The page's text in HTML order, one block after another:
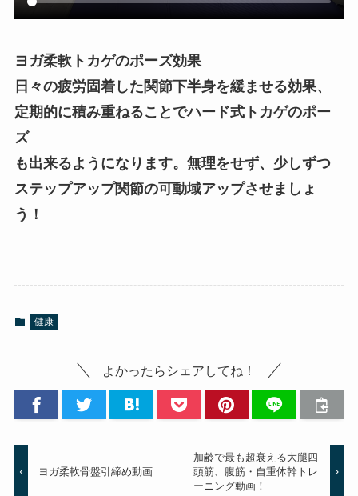
ヨガ柔軟トカゲのポーズ効果
日々の疲労固着した関節下半身を緩ませる効果、
定期的に積み重ねることでハード式トカゲのポー
ズ
も出来るようになります。無理をせず、少しずつ
ステップアップ関節の可動域アップさせましょ
う！
健康
よかったらシェアしてね！
ヨガ柔軟骨盤引締め動画
加齢で最も超衰える大腿四
頭筋、腹筋・自重体幹トレ
ーニング動画！